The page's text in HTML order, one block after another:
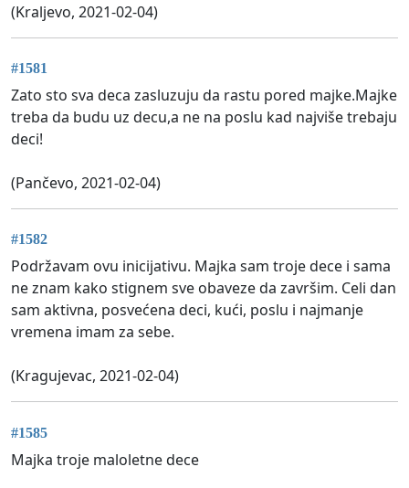
(Kraljevo, 2021-02-04)
#1581
Zato sto sva deca zasluzuju da rastu pored majke.Majke
treba da budu uz decu,a ne na poslu kad najviše trebaju
deci!
(Pančevo, 2021-02-04)
#1582
Podržavam ovu inicijativu. Majka sam troje dece i sama
ne znam kako stignem sve obaveze da završim. Celi dan
sam aktivna, posvećena deci, kući, poslu i najmanje
vremena imam za sebe.
(Kragujevac, 2021-02-04)
#1585
Majka troje maloletne dece